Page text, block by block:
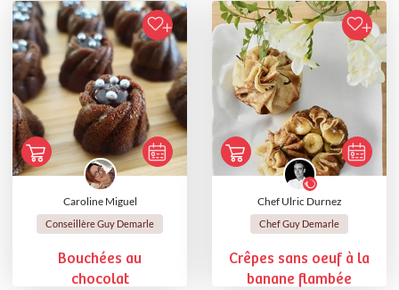
Caroline Miguel
Conseillère Guy Demarle
Bouchées au
chocolat
Chef Ulric Durnez
Chef Guy Demarle
Crêpes sans oeuf à la
banane flambée